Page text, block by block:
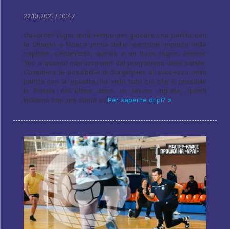
22.10.2021 / 10:47
Gazprom-Yugra avrà tempo per giocare una partita con
la Dinamo a Mosca prima delle restrizioni imposte nella
capitale. certamente, questo è un buon segno, almeno
fino a quando non usciremo dal programma delle partite.
Considera le possibilità di Surgutyans di successo nella
partita con la squadra, ha vinto tutto ciò che è possibile
in Russia nell'ultimo anno: un lavoro ingrato, quindi
iniziamo con una storia su Per saperne di pi? »